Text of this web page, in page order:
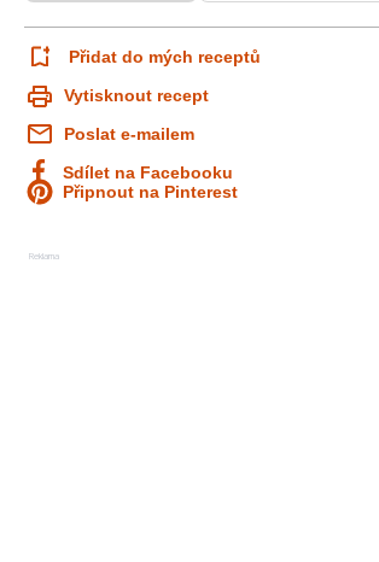
Přidat do mých receptů
Vytisknout recept
Poslat e-mailem
Sdílet na Facebooku
Připnout na Pinterest
Reklama